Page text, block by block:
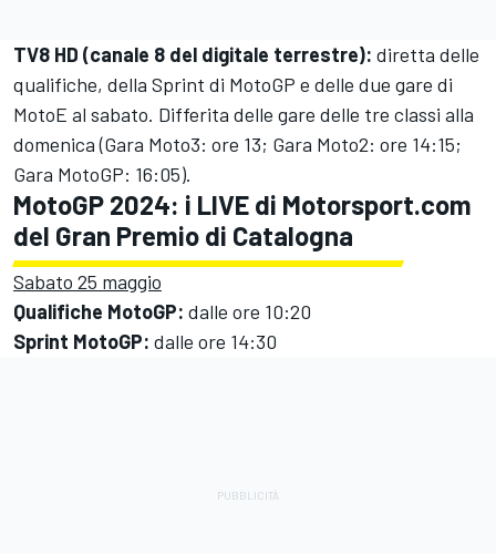
TV8 HD (canale 8 del digitale terrestre): diretta delle
qualifiche, della Sprint di MotoGP e delle due gare di
MotoE al sabato. Differita delle gare delle tre classi alla
domenica (Gara Moto3: ore 13; Gara Moto2: ore 14:15;
Gara MotoGP: 16:05).
MotoGP 2024: i LIVE di Motorsport.com
del Gran Premio di Catalogna
Sabato 25 maggio
Qualifiche MotoGP: dalle ore 10:20
Sprint MotoGP: dalle ore 14:30